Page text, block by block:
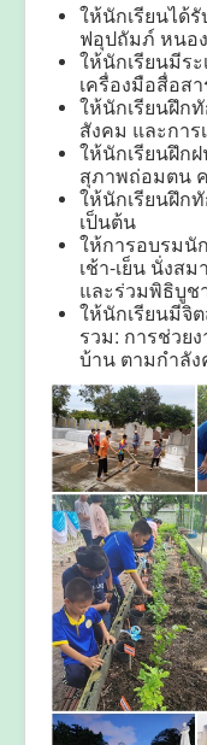
ให้นักเรียนได้
ฟอุปถัมภ์ หนอ
ให้นักเรียนมีร
เครื่องมือสื่อสา
ให้นักเรียนฝึก
สังคม และกา
ให้นักเรียนฝึก
สุภาพถ่อมตน
ให้นักเรียนฝึก
เป็นต้น
ให้การอบรมนั
เช้า-เย็น นั่งส
และร่วมพิธิบู
ให้นักเรียนมีจิ
รวม: การช่วย
บ้าน ตามกำลั